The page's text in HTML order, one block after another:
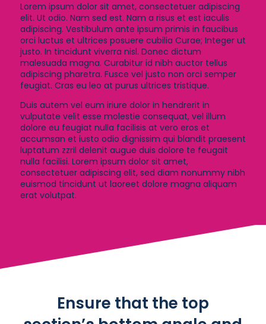
Lorem ipsum dolor sit amet, consectetuer adipiscing
elit. Ut odio. Nam sed est. Nam a risus et est iaculis
adipiscing. Vestibulum ante ipsum primis in faucibus
orci luctus et ultrices posuere cubilia Curae; Integer ut
justo. In tincidunt viverra nisl. Donec dictum
malesuada magna. Curabitur id nibh auctor tellus
adipiscing pharetra. Fusce vel justo non orci semper
feugiat. Cras eu leo at purus ultrices tristique.
Duis autem vel eum iriure dolor in hendrerit in
vulputate velit esse molestie consequat, vel illum
dolore eu feugiat nulla facilisis at vero eros et
accumsan et iusto odio dignissim qui blandit praesent
luptatum zzril delenit augue duis dolore te feugait
nulla facilisi. Lorem ipsum dolor sit amet,
consectetuer adipiscing elit, sed diam nonummy nibh
euismod tincidunt ut laoreet dolore magna aliquam
erat volutpat.
Ensure that the top